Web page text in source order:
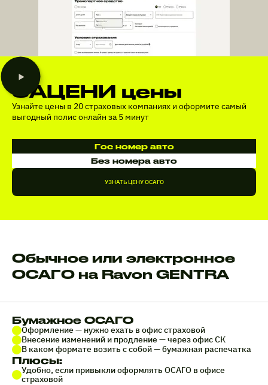
ЗАЦЕНИ цены
Узнайте цены в 20 страховых компаниях и оформите самый
выгодный полис онлайн за 5 минут
Гос номер авто
Без номера авто
УЗНАТЬ ЦЕНУ ОСАГО
Обычное или электронное
ОСАГО на Ravon GENTRA
Бумажное ОСАГО
Оформление — нужно ехать в офис страховой
Внесение изменений и продление — через офис СК
В каком формате возить с собой — бумажная распечатка
Плюсы:
Удобно, если привыкли оформлять ОСАГО в офисе
страховой